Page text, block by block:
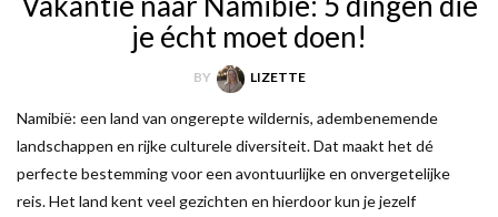
je écht moet doen!
BY LIZETTE
Namibië: een land van ongerepte wildernis, adembenemende
landschappen en rijke culturele diversiteit. Dat maakt het dé
perfecte bestemming voor een avontuurlijke en onvergetelijke
reis. Het land kent veel gezichten en hierdoor kun je jezelf